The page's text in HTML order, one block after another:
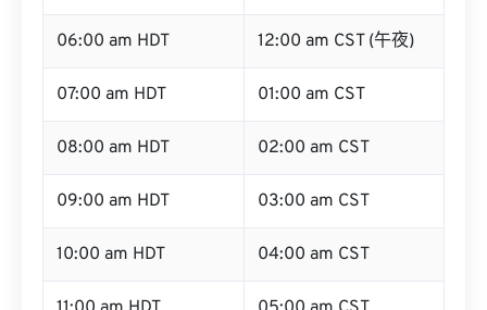
06:00 am HDT 12:00 am CST (午夜)
07:00 am HDT 01:00 am CST
08:00 am HDT 02:00 am CST
09:00 am HDT 03:00 am CST
10:00 am HDT 04:00 am CST